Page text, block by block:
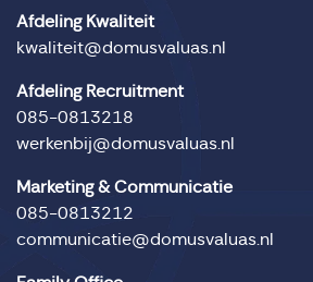
Afdeling Kwaliteit
kwaliteit@domusvaluas.nl
Afdeling Recruitment
085-0813218
werkenbij@domusvaluas.nl
Marketing & Communicatie
085-0813212
communicatie@domusvaluas.nl